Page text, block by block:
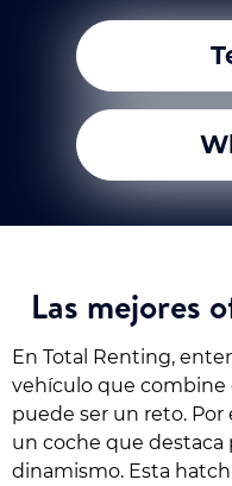
Las mejores
En Total Renting,
vehículo que combine
puede ser un reto. Por
un coche que destaca
dinamismo. Esta